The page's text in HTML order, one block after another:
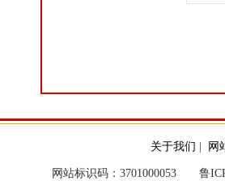
关于我们 网
网站标识码：3701000053 鲁